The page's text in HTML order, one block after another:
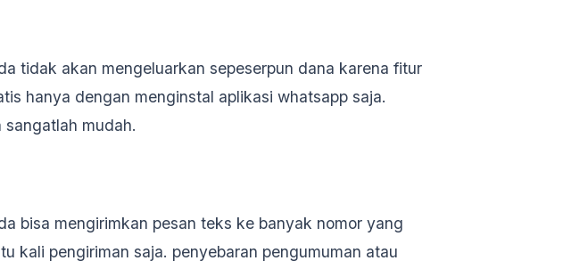
tidak akan mengeluarkan sepeserpun dana karena fitur
hanya dengan menginstal aplikasi whatsapp saja.
mudah.
bisa mengirimkan pesan teks ke banyak nomor yang
kali pengiriman saja. penyebaran pengumuman atau